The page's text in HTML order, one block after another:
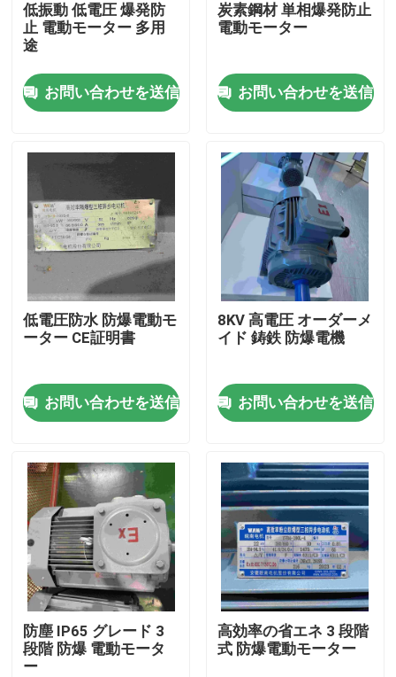
製品
ビデオ
私達について
工場旅行
私達に連絡しなさい
引用を要求しなさい
高性能の電動機
単一フェーズの電動機
低振動 低電圧 爆発防
止 電動モーター 多用
途
お問い合わせを送信
炭素鋼材 単相爆発防止
電動モーター
お問い合わせを送信
低電圧防水 防爆電動モ
ーター CE証明書
お問い合わせを送信
8KV 高電圧 オーダーメ
イド 鋳鉄 防爆電機
お問い合わせを送信
防塵 IP65 グレード 3
段階 防爆 電動モータ
ー
高効率の省エネ 3 段階
式 防爆電動モーター